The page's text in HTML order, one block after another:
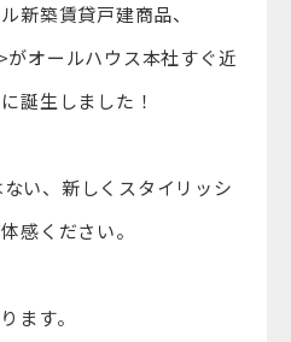
新築賃貸戸建商品、
オールハウス本社すぐ近
誕生しました！
い、新しくスタイリッシ
感ください。
ます。